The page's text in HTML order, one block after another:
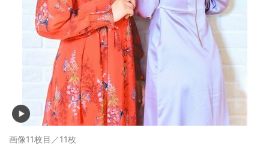
画像11枚目／11枚